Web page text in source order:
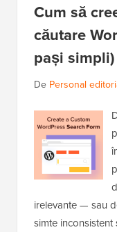
Cum să
căutare
pași simpli)
De Personal
irelevante — sau
simte